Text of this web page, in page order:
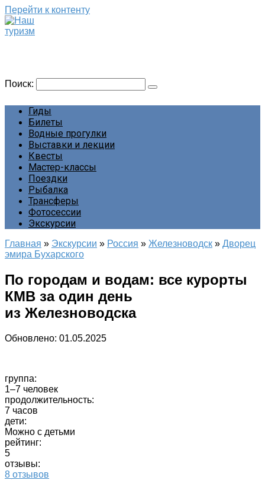
Перейти к контенту
Поиск:
Гиды
Билеты
Водные прогулки
Выставки и лекции
Квесты
Мастер-классы
Поездки
Рыбалка
Трансферы
Фотосессии
Экскурсии
Главная » Экскурсии » Россия » Железноводск » Дворец
эмира Бухарского
По городам и водам: все курорты
КМВ за один день
из Железноводска
Обновлено: 01.05.2025
группа:
1–7 человек
продолжительность:
7 часов
дети:
Можно с детьми
рейтинг:
5
отзывы:
8 отзывов